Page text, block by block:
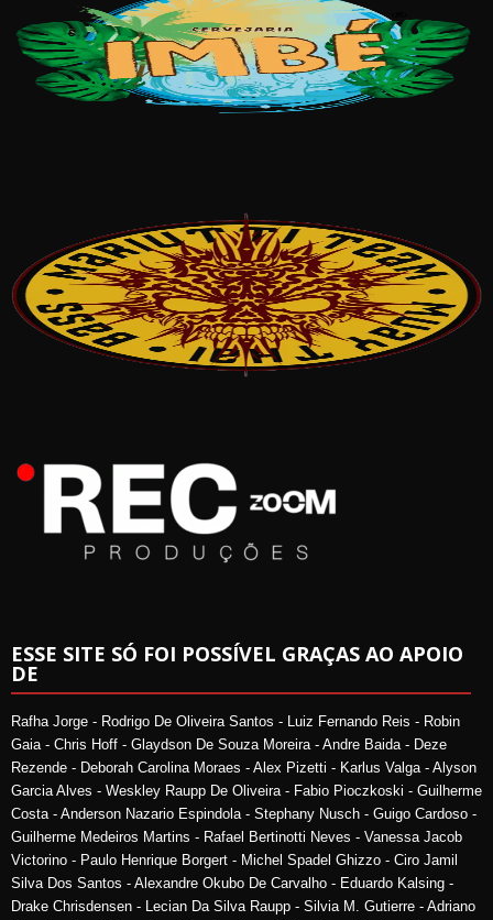
ESSE SITE SÓ FOI POSSÍVEL GRAÇAS AO APOIO
DE
Rafha Jorge - Rodrigo De Oliveira Santos - Luiz Fernando Reis - Robin
Gaia - Chris Hoff - Glaydson De Souza Moreira - Andre Baida - Deze
Rezende - Deborah Carolina Moraes - Alex Pizetti - Karlus Valga - Alyson
Garcia Alves - Weskley Raupp De Oliveira - Fabio Pioczkoski - Guilherme
Costa - Anderson Nazario Espindola - Stephany Nusch - Guigo Cardoso -
Guilherme Medeiros Martins - Rafael Bertinotti Neves - Vanessa Jacob
Victorino - Paulo Henrique Borgert - Michel Spadel Ghizzo - Ciro Jamil
Silva Dos Santos - Alexandre Okubo De Carvalho - Eduardo Kalsing -
Drake Chrisdensen - Lecian Da Silva Raupp - Silvia M. Gutierre - Adriano